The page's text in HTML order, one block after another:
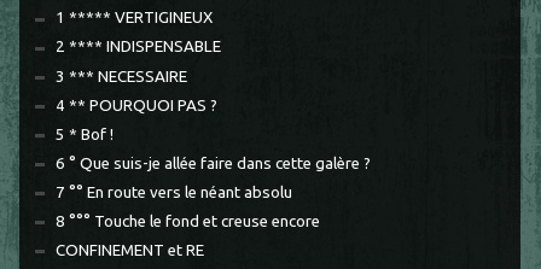
1 ***** VERTIGINEUX
2 **** INDISPENSABLE
3 *** NECESSAIRE
4 ** POURQUOI PAS ?
5 * Bof !
6 ° Que suis-je allée faire dans cette galère ?
7 °° En route vers le néant absolu
8 °°° Touche le fond et creuse encore
CONFINEMENT et RE